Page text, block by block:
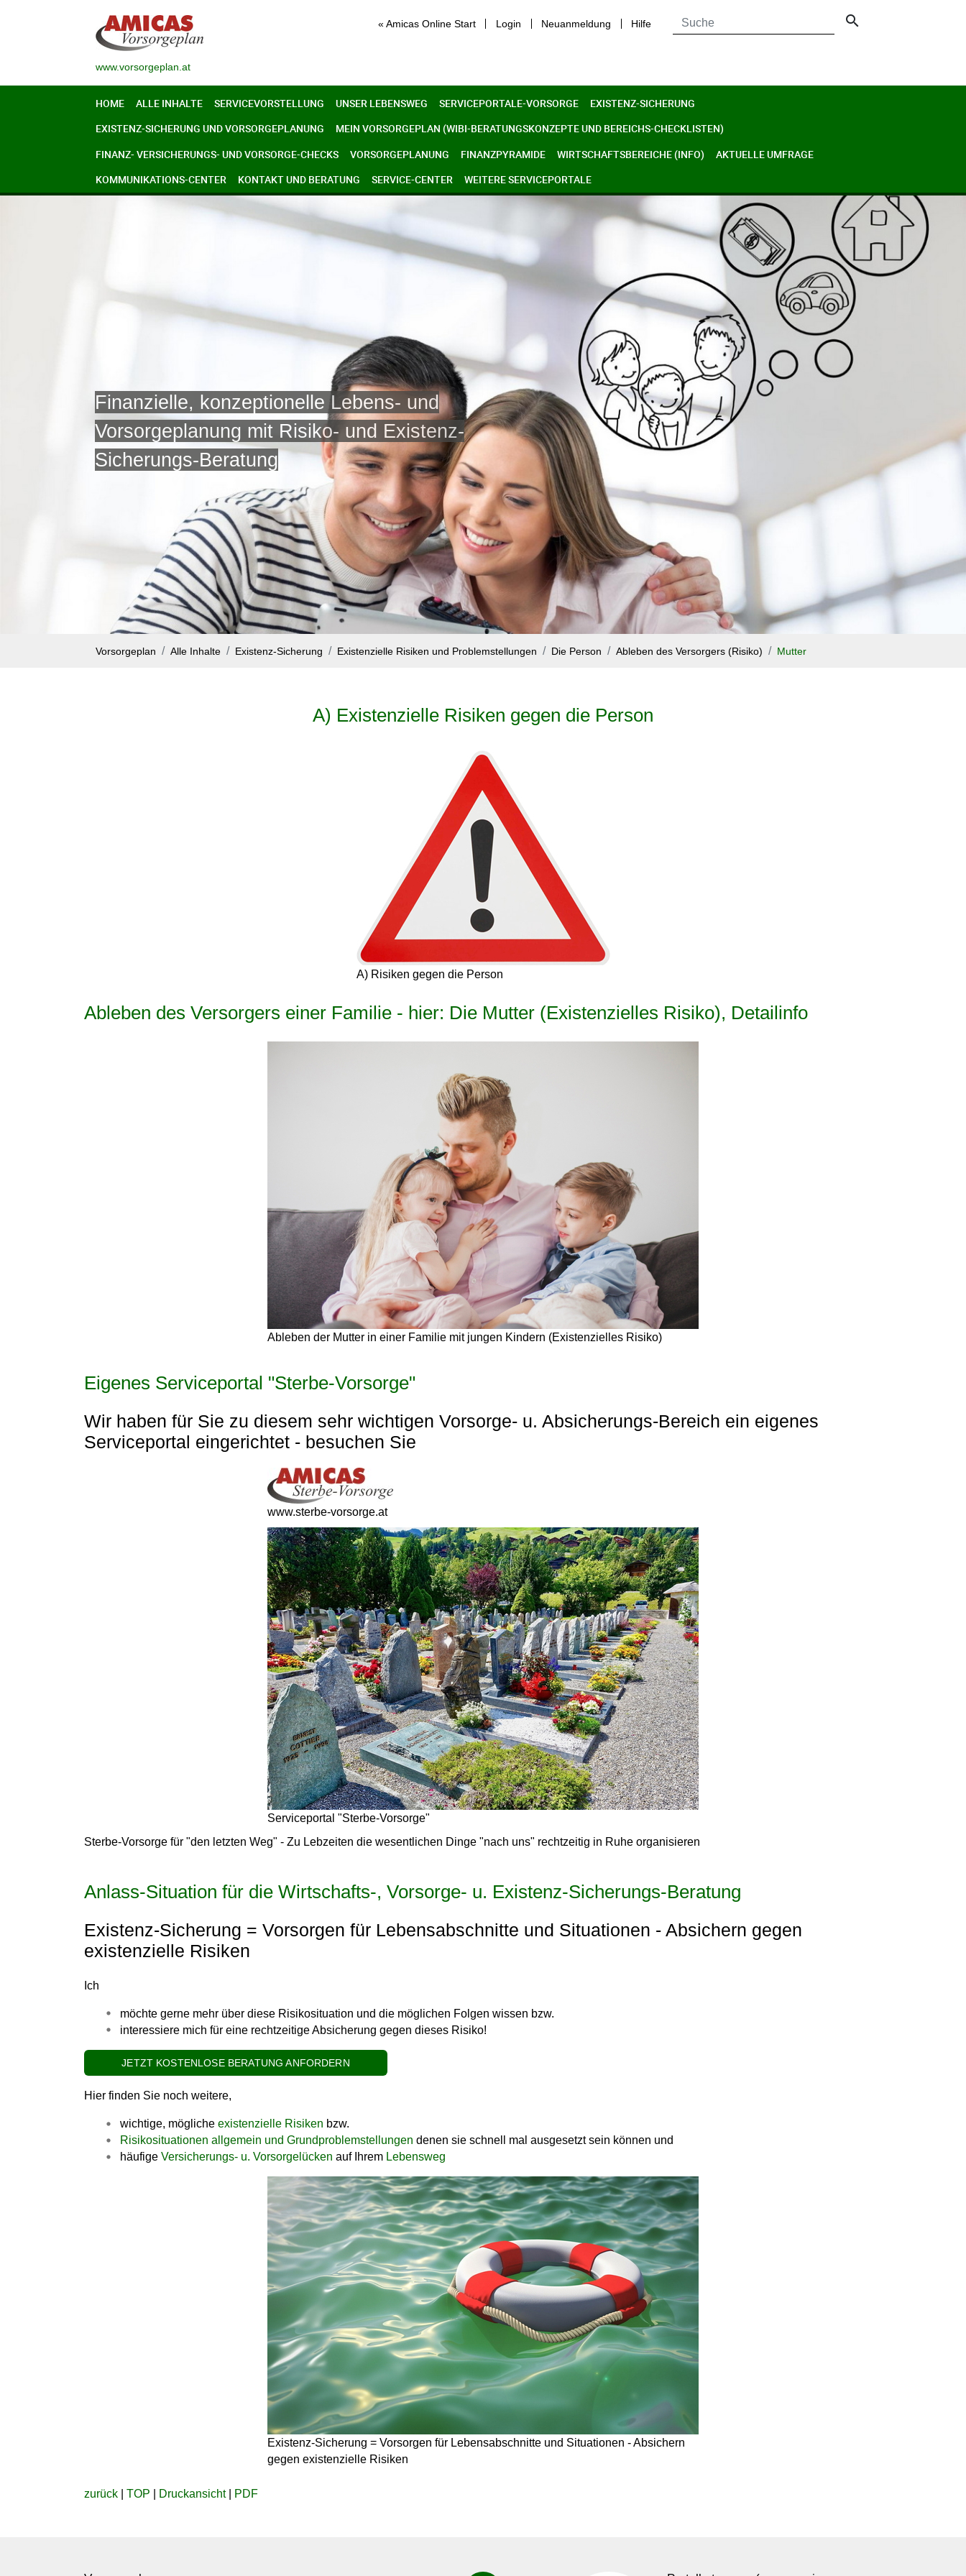
« Amicas Online Start Login Neuanmeldung Hilfe search
www.vorsorgeplan.at
HOME ALLE INHALTE SERVICEVORSTELLUNG UNSER LEBENSWEG SERVICEPORTALE-VORSORGE
EXISTENZ-SICHERUNG
EXISTENZ-SICHERUNG UND VORSORGEPLANUNG
MEIN VORSORGEPLAN (WIBI-BERATUNGSKONZEPTE UND BEREICHS-CHECKLISTEN)
FINANZ- VERSICHERUNGS- UND VORSORGE-CHECKS
VORSORGEPLANUNG FINANZPYRAMIDE WIRTSCHAFTSBEREICHE (INFO)
AKTUELLE UMFRAGE
KOMMUNIKATIONS-CENTER
KONTAKT UND BERATUNG SERVICE-CENTER WEITERE SERVICEPORTALE
Finanzielle, konzeptionelle Lebens- und
Vorsorgeplanung mit Risiko- und Existenz-
Sicherungs-Beratung
Vorsorgeplan Alle Inhalte Existenz-Sicherung Existenzielle Risiken und Problemstellungen Die Person Ableben des Versorgers (Risiko) Mutter
A) Existenzielle Risiken gegen die Person
A) Risiken gegen die Person
Ableben des Versorgers einer Familie - hier: Die Mutter (Existenzielles Risiko), Detailinfo
Ableben der Mutter in einer Familie mit jungen Kindern (Existenzielles Risiko)
Eigenes Serviceportal "Sterbe-Vorsorge"
Wir haben für Sie zu diesem sehr wichtigen Vorsorge- u. Absicherungs-Bereich ein eigenes
Serviceportal eingerichtet - besuchen Sie
www.sterbe-vorsorge.at
Serviceportal "Sterbe-Vorsorge"
Sterbe-Vorsorge für "den letzten Weg" - Zu Lebzeiten die wesentlichen Dinge "nach uns" rechtzeitig in Ruhe organisieren
Anlass-Situation für die Wirtschafts-, Vorsorge- u. Existenz-Sicherungs-Beratung
Existenz-Sicherung = Vorsorgen für Lebensabschnitte und Situationen - Absichern gegen
existenzielle Risiken
Ich
möchte gerne mehr über diese Risikosituation und die möglichen Folgen wissen bzw.
interessiere mich für eine rechtzeitige Absicherung gegen dieses Risiko!
JETZT KOSTENLOSE BERATUNG ANFORDERN
Hier finden Sie noch weitere,
wichtige, mögliche existenzielle Risiken bzw.
Risikosituationen allgemein und Grundproblemstellungen denen sie schnell mal ausgesetzt sein können und
häufige Versicherungs- u. Vorsorgelücken auf Ihrem Lebensweg
Existenz-Sicherung = Vorsorgen für Lebensabschnitte und Situationen - Absichern
gegen existenzielle Risiken
zurück TOP Druckansicht| PDF